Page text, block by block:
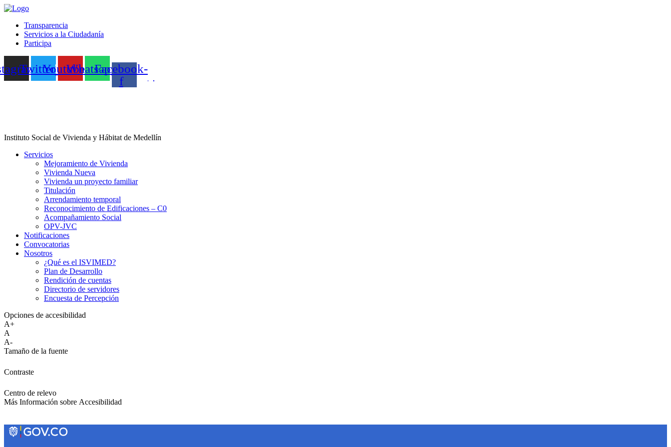
Transparencia
Servicios a la Ciudadanía
Participa
TwitterYoutubeWhatsappFacebook-
f
Instituto Social de Vivienda y Hábitat de Medellín
Servicios
Mejoramiento de Vivienda
Vivienda Nueva
Vivienda un proyecto familiar
Titulación
Arrendamiento temporal
Reconocimiento de Edificaciones – C0
Acompañamiento Social
OPV-JVC
Notificaciones
Convocatorias
Nosotros
¿Qué es el ISVIMED?
Plan de Desarrollo
Rendición de cuentas
Directorio de servidores
Encuesta de Percepción
Opciones de accesibilidad
A+
A
A-
Tamaño de la fuente
Contraste
Centro de relevo
Más Información sobre Accesibilidad